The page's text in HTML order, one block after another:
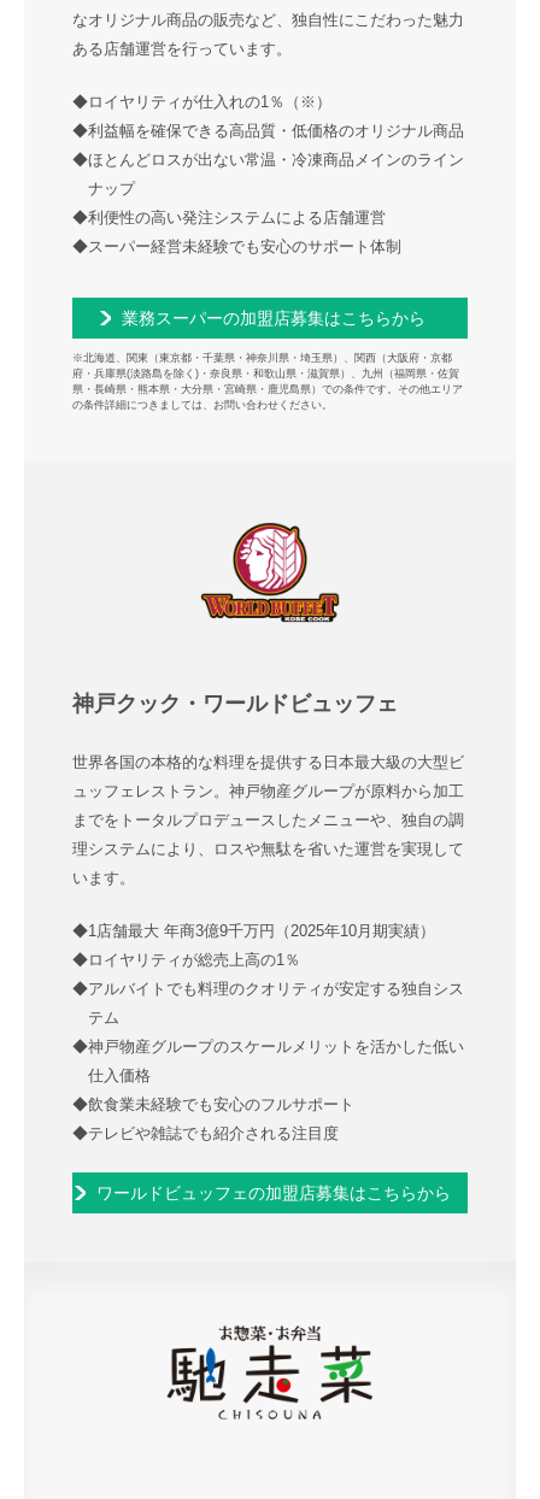
なオリジナル商品の販売など、独自性にこだわった魅力
ある店舗運営を行っています。
◆ロイヤリティが仕入れの1％（※）
◆利益幅を確保できる高品質・低価格のオリジナル商品
◆ほとんどロスが出ない常温・冷凍商品メインのライン
ナップ
◆利便性の高い発注システムによる店舗運営
◆スーパー経営未経験でも安心のサポート体制
業務スーパーの加盟店募集はこちらから
※北海道、関東（東京都・千葉県・神奈川県・埼玉県）、関西（大阪府・京都
府・兵庫県(淡路島を除く)・奈良県・和歌山県・滋賀県）、九州（福岡県・佐賀
県・長崎県・熊本県・大分県・宮崎県・鹿児島県）での条件です。その他エリア
の条件詳細につきましては、お問い合わせください。
神戸クック・ワールドビュッフェ
世界各国の本格的な料理を提供する日本最大級の大型ビ
ュッフェレストラン。神戸物産グループが原料から加工
までをトータルプロデュースしたメニューや、独自の調
理システムにより、ロスや無駄を省いた運営を実現して
います。
◆1店舗最大 年商3億9千万円（2025年10月期実績）
◆ロイヤリティが総売上高の1％
◆アルバイトでも料理のクオリティが安定する独自シス
テム
◆神戸物産グループのスケールメリットを活かした低い
仕入価格
◆飲食業未経験でも安心のフルサポート
◆テレビや雑誌でも紹介される注目度
ワールドビュッフェの加盟店募集はこちらから